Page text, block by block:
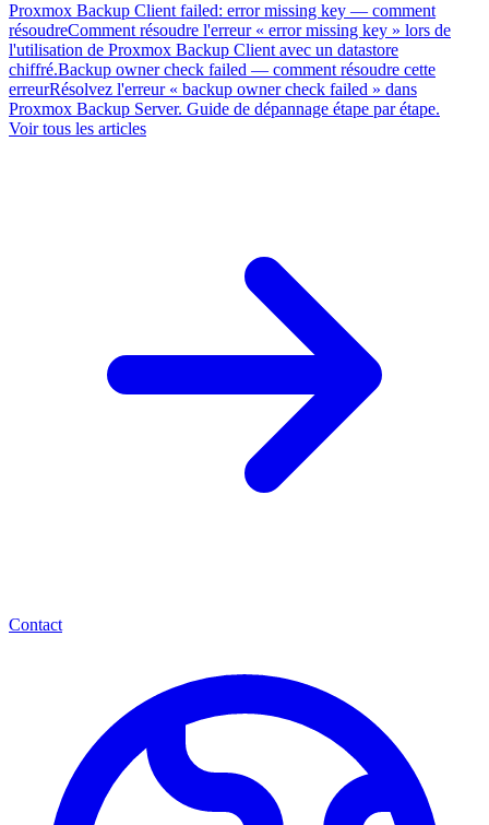
Proxmox Backup Client failed: error missing key — comment
résoudreComment résoudre l'erreur « error missing key » lors de
l'utilisation de Proxmox Backup Client avec un datastore
chiffré.Backup owner check failed — comment résoudre cette
erreurRésolvez l'erreur « backup owner check failed » dans
Proxmox Backup Server. Guide de dépannage étape par étape.
Voir tous les articles
Contact